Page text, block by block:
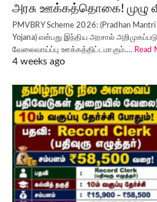
அரசு ஊக்கத்தொகை! முழு
PMVBRY Scheme 2026: (Pradhan
Yojana) என்பது இந்திய அரசால்
வேலைவாய்ப்பு ஊக்கத்திட்டமாகும்.… Read
4 weeks ago